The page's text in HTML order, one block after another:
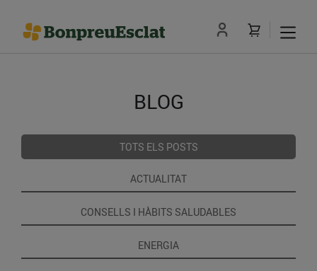
BLOG
TOTS ELS POSTS
ACTUALITAT
CONSELLS I HÀBITS SALUDABLES
ENERGIA